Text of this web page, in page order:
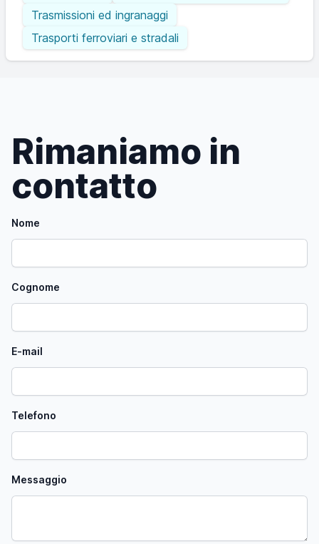
Trasmissioni ed ingranaggi
Trasporti ferroviari e stradali
Rimaniamo in
contatto
Nome
Cognome
E-mail
Telefono
Messaggio